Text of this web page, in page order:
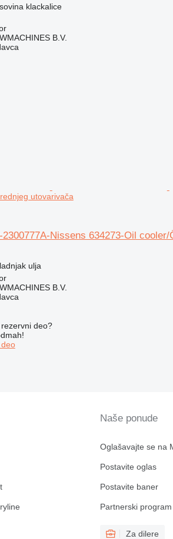
klackalice
B.V.
utovarivača
2300777A-Nissens 634273-Oil
ulja
B.V.
dеo?
Naše ponude
Oglašavajte se na
Postavite oglas
Postavite baner
Partnerski program
Za dilere